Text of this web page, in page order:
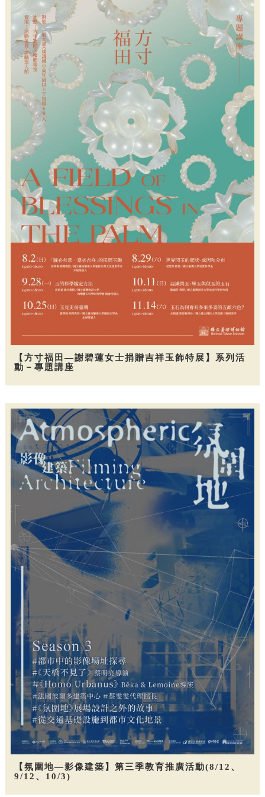
【方寸福田—謝碧蓮女士捐贈吉祥玉飾特展】系列活
動－專題講座
【氛圍地—影像建築】第三季教育推廣活動(8/12、
9/12、10/3)